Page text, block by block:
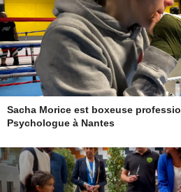
Sacha Morice est boxeuse
Psychologue à Nantes